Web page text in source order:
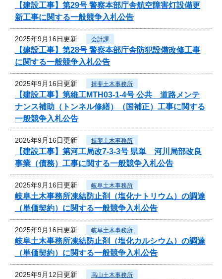
【建設工事】第29号 警察本部庁舎航空障害灯設備更
新工事に関する一般競争入札公告
2025年9月16日更新 会計課
【建設工事】第28号 警察本部庁舎防犯設備改修工事
に関する一般競争入札公告
2025年9月16日更新 揖斐土木事務所
【建設工事】第維工MTH03-1-4号 公共 道路メンテ
ナンス補助（トンネル修繕）（国補正）工事に関する
一般競争入札公告
2025年9月16日更新 揖斐土木事務所
【建設工事】第河工局改7-3-3号 県単 河川局部改良
事業（債務）工事に関する一般競争入札公告
2025年9月16日更新 岐阜土木事務所
岐阜土木事務所凍結防止剤（塩化ナトリウム）の調達
（単価契約）に関する一般競争入札公告
2025年9月16日更新 岐阜土木事務所
岐阜土木事務所凍結防止剤（塩化カルシウム）の調達
（単価契約）に関する一般競争入札公告
2025年9月12日更新 高山土木事務所